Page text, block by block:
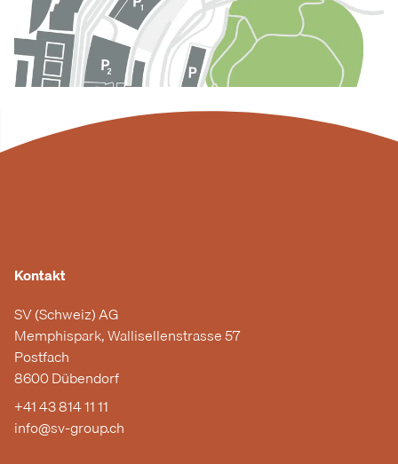
Kontakt
SV (Schweiz) AG
Memphispark, Wallisellenstrasse 57
Postfach
8600 Dübendorf
+41 43 814 11 11
info@sv-group.ch